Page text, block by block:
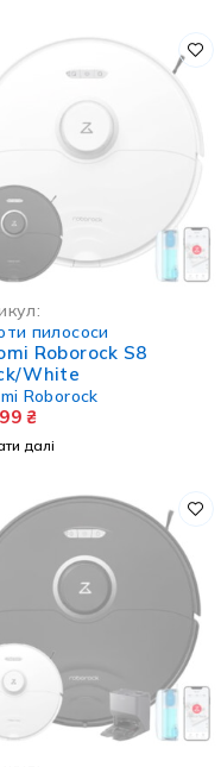
пилососи
Roborock S8
White
Roborock
₴
далі